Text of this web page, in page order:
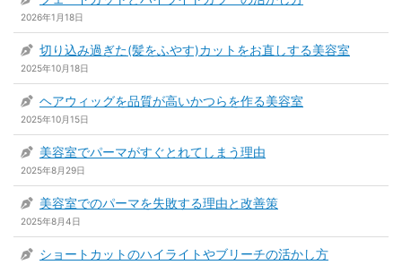
2026年1月18日
切り込み過ぎた(髪をふやす)カットをお直しする美容室
2025年10月18日
ヘアウィッグを品質が高いかつらを作る美容室
2025年10月15日
美容室でパーマがすぐとれてしまう理由
2025年8月29日
美容室でのパーマを失敗する理由と改善策
2025年8月4日
ショートカットのハイライトやブリーチの活かし方